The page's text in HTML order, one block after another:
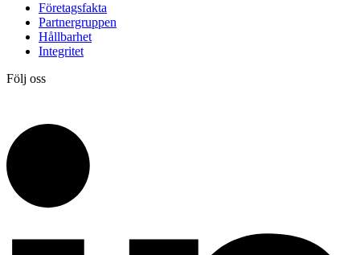
Företagsfakta
Partnergruppen
Hållbarhet
Integritet
Följ oss